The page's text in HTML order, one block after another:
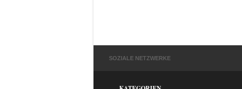
SOZIALE NETZWERKE